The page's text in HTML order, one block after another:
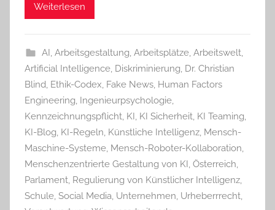
Weiterlesen
AI, Arbeitsgestaltung, Arbeitsplätze, Arbeitswelt,
Artificial Intelligence, Diskriminierung, Dr. Christian
Blind, Ethik-Codex, Fake News, Human Factors
Engineering, Ingenieurpsychologie,
Kennzeichnungspflicht, KI, KI Sicherheit, KI Teaming,
KI-Blog, KI-Regeln, Künstliche Intelligenz, Mensch-
Maschine-Systeme, Mensch-Roboter-Kollaboration,
Menschenzentrierte Gestaltung von KI, Österreich,
Parlament, Regulierung von Künstlicher Intelligenz,
Schule, Social Media, Unternehmen, Urheberrrecht,